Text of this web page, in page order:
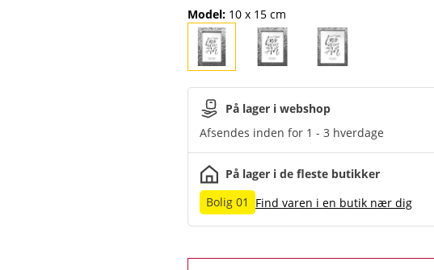
Model: 10 x 15 cm
På lager i webshop
Afsendes inden for 1 - 3 hverdage
På lager i de fleste butikker
Bolig 01
Find varen i en butik nær dig